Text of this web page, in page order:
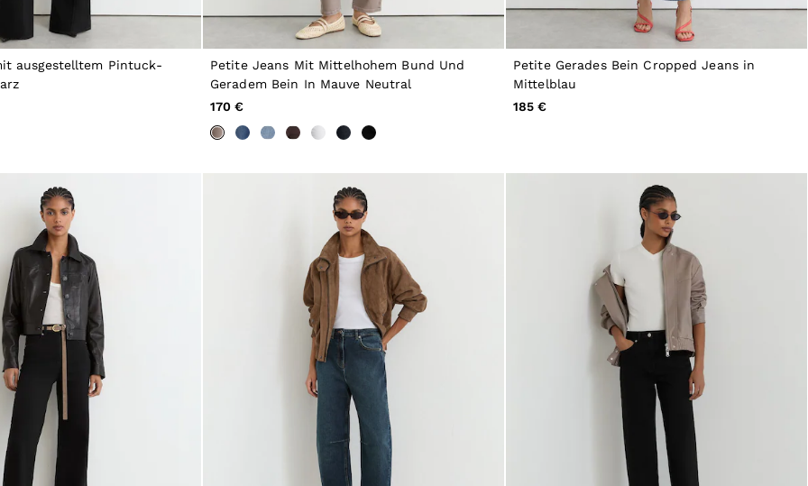
ausgestelltem Pintuck-
Petite Jeans Mit Mittelhohem Bund Und
Geradem Bein In Mauve Neutral
170 €
Petite Gerades Bein Cropped Jeans in
Mittelblau
185 €